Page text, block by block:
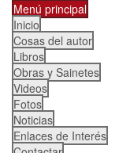
Menú principal
Inicio
Cosas del autor
Libros
Obras y Sainetes
Videos
Fotos
Noticias
Enlaces de Interés